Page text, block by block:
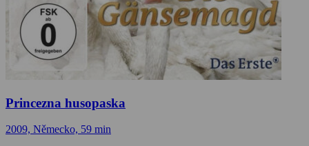
Princezna husopaska
2009, Německo, 59 min